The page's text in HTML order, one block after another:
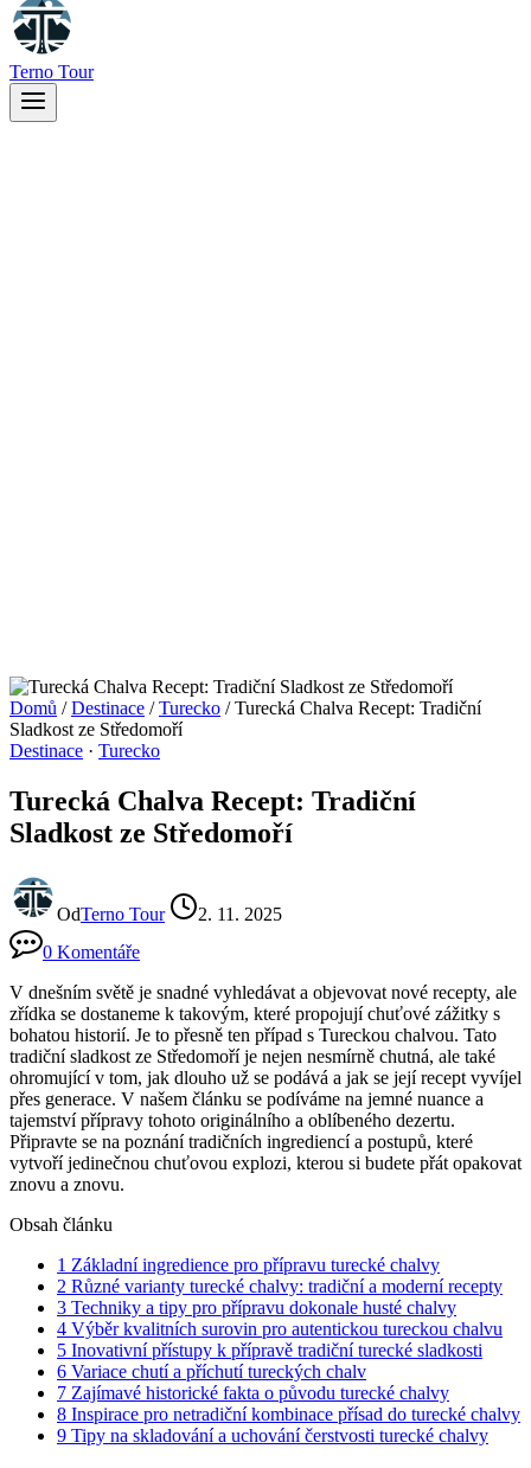
Terno Tour
Domů / Destinace / Turecko / Turecká Chalva Recept: Tradiční
Sladkost ze Středomoří
Destinace · Turecko
Turecká Chalva Recept: Tradiční
Sladkost ze Středomoří
OdTerno Tour
2. 11. 2025
0 Komentáře
V dnešním světě je snadné vyhledávat a objevovat nové recepty, ale
zřídka se dostaneme k takovým, které propojují chuťové zážitky s
bohatou historií. Je to přesně ten případ s Tureckou chalvou. Tato
tradiční sladkost ze Středomoří je nejen nesmírně chutná, ale také
ohromující v tom, jak dlouho už se podává a jak se její recept vyvíjel
přes generace. V našem článku se podíváme na jemné nuance a
tajemství přípravy tohoto originálního a oblíbeného dezertu.
Připravte se na poznání tradičních ingrediencí a postupů, které
vytvoří jedinečnou chuťovou explozi, kterou si budete přát opakovat
znovu a znovu.
Obsah článku
1 Základní ingredience pro přípravu turecké chalvy
2 Různé varianty turecké chalvy: tradiční a moderní recepty
3 Techniky a tipy pro přípravu dokonale husté chalvy
4 Výběr kvalitních surovin pro autentickou tureckou chalvu
5 Inovativní přístupy k přípravě tradiční turecké sladkosti
6 Variace chutí a příchutí tureckých chalv
7 Zajímavé historické fakta o původu turecké chalvy
8 Inspirace pro netradiční kombinace přísad do turecké chalvy
9 Tipy na skladování a uchování čerstvosti turecké chalvy